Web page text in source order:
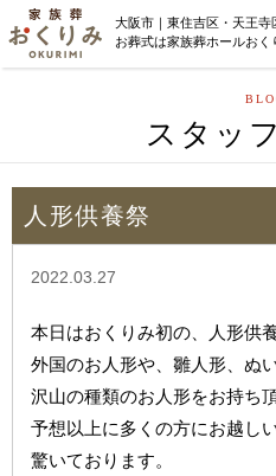
大阪市｜東住吉区・天王寺
お葬式は家族葬ホールおく
スタッ
人形供養祭
2022.03.27
本日はおくりみ初の、人形供
外国のお人形や、雛人形、ぬ
沢山の種類のお人形をお持ち
予想以上に多くの方にお越し
驚いております。